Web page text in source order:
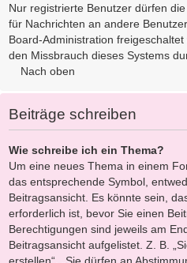
Nur registrierte Benutzer dürfen
für Nachrichten an andere
Board-Administration
den Missbrauch dieses Systems
Nach oben
Beiträge schreiben
Wie schreibe ich ein Thema?
Um eine neues Thema in einem
das entsprechende Symbol,
Beitragsansicht. Es könnte sein,
erforderlich ist, bevor Sie einen
Berechtigungen sind jeweils am
Beitragsansicht aufgelistet. Z. B.
erstellen“, „Sie dürfen an